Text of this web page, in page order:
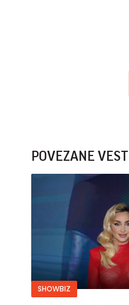
POVEZANE VESTI
SHOWBIZ